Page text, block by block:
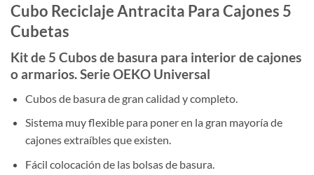
Cubo Reciclaje Antracita Para Cajones 5
Cubetas
Kit de 5 Cubos de basura para interior de cajones
o armarios. Serie OEKO Universal
Cubos de basura de gran calidad y completo.
Sistema muy flexible para poner en la gran mayoría de
cajones extraíbles que existen.
Fácil colocación de las bolsas de basura.